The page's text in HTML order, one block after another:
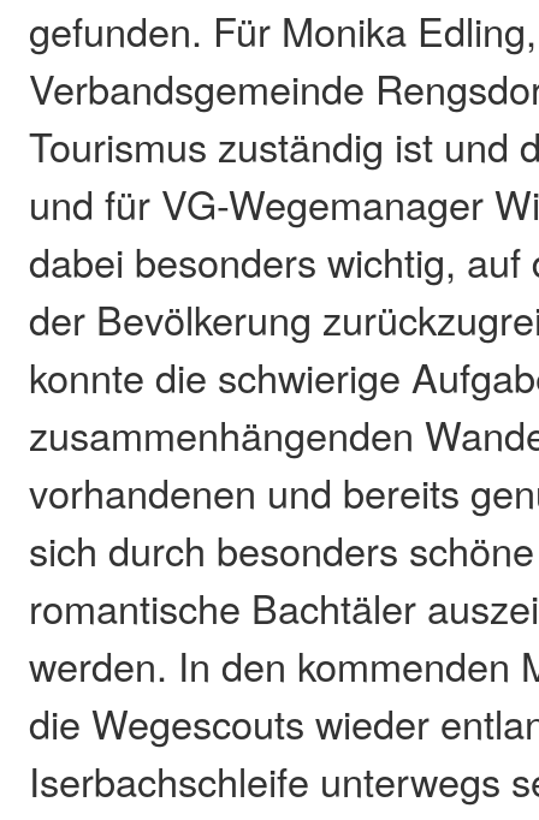
gefunden. Für Monika
Verbandsgemeinde
Tourismus zuständig ist und
und für VG-Wegemanager
dabei besonders wichtig, auf
der Bevölkerung
konnte die schwierige
zusammenhängenden
vorhandenen und bereits
sich durch besonders
romantische Bachtäler
werden. In den kommenden
die Wegescouts wieder
Iserbachschleife unterwegs